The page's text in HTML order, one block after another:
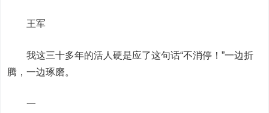
王军
我这三十多年的活人硬是应了这句话“不消停！”一边折
腾，一边琢磨。
一